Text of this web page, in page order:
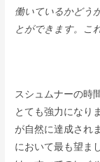
働いているかどう
とができます。こ
スシュムナーの時
とても強力になり
が自然に達成され
において最も望ま